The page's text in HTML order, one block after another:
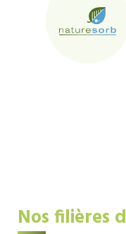
Nos filières